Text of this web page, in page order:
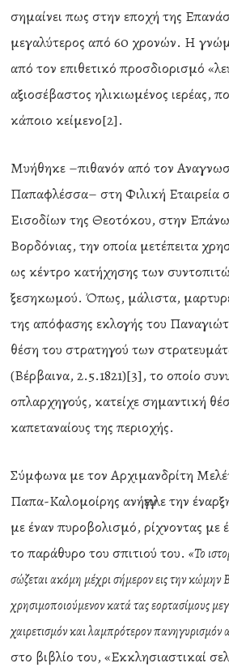
σημαίνει πως στην εποχή της
μεγαλύτερος από 60 χρονών. Η
από τον επιθετικό προσδιορισμό
αξιοσέβαστος ηλικιωμένος ιερέας,
κάποιο κείμενο[2].
Μυήθηκε –πιθανόν από τον
Παπαφλέσσα– στη Φιλική Εταιρεία
Εισοδίων της Θεοτόκου, στην
Βορδόνιας, την οποία μετέπειτα
ως κέντρο κατήχησης των
ξεσηκωμού. Όπως, μάλιστα,
της απόφασης εκλογής του
θέση του στρατηγού των
(Βέρβαινα, 2.5.1821)[3], το οποίο
οπλαρχηγούς, κατείχε σημαντική
καπεταναίους της περιοχής.
Σύμφωνα με τον Αρχιμανδρίτη
Παπα-Καλομοίρης ανήγγειλε την
με έναν πυροβολισμό, ρίχνοντας με
το παράθυρο του σπιτιού του.«Το
σώζεται ακόμη μέχρι σήμερον εις την κώμην
χρησιμοποιούμενον κατά τας εορτασίμους
χαιρετισμόν και λαμπρότερον πανηγυρισμόν
στο βιβλίο του, «Εκκλησιαστικαί